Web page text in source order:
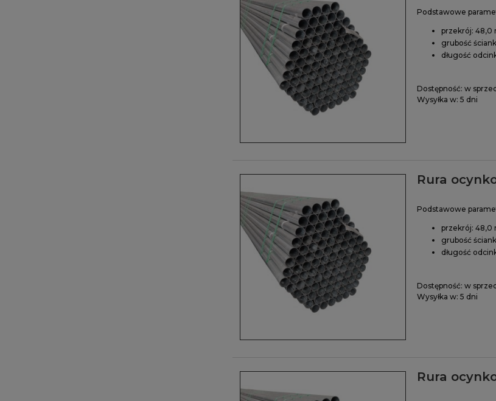
Podstawowe
przekrój: 48,0
grubość
długość
Dostępność: w
Wysyłka w: 5 dni
Rura
Podstawowe
przekrój: 48,0
grubość
długość
Dostępność: w
Wysyłka w: 5 dni
Rura